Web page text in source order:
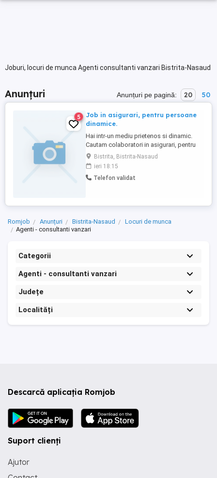
Joburi, locuri de munca Agenti consultanti vanzari Bistrita-Nasaud
Anunțuri Anunțuri pe pagină: 20 50
5
Job in asigurari, pentru persoane
dinamice.
Hai intr-un mediu prietenos si dinamic.
Cautam colaboratori in asigurari, pentru
colaborare in sistem part-time , full-time
cu posibilitate de angajare, pentru cei
performanti. Pregatire profesionala pentru
acreditare, suportata integral de societate.
Bistrita, Bistrita-Nasaud
ieri 18:15
Telefon validat
Romjob Anunțuri Bistrita-Nasaud
Locuri de munca
Agenti - consultanti vanzari
Categorii
Agenti - consultanti vanzari
Județe
Localități
Descarcă aplicația Romjob
Suport clienți
Ajutor